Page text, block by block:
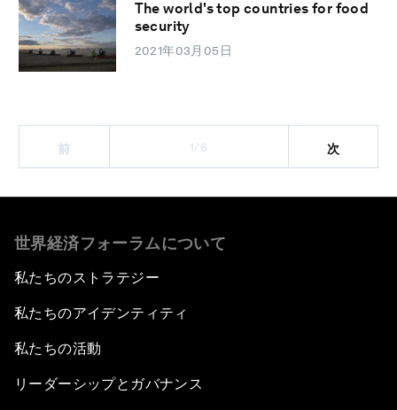
The world's top countries for food
security
2021年03月05日
前 1/6 次
世界経済フォーラムについて
私たちのストラテジー
私たちのアイデンティティ
私たちの活動
リーダーシップとガバナンス